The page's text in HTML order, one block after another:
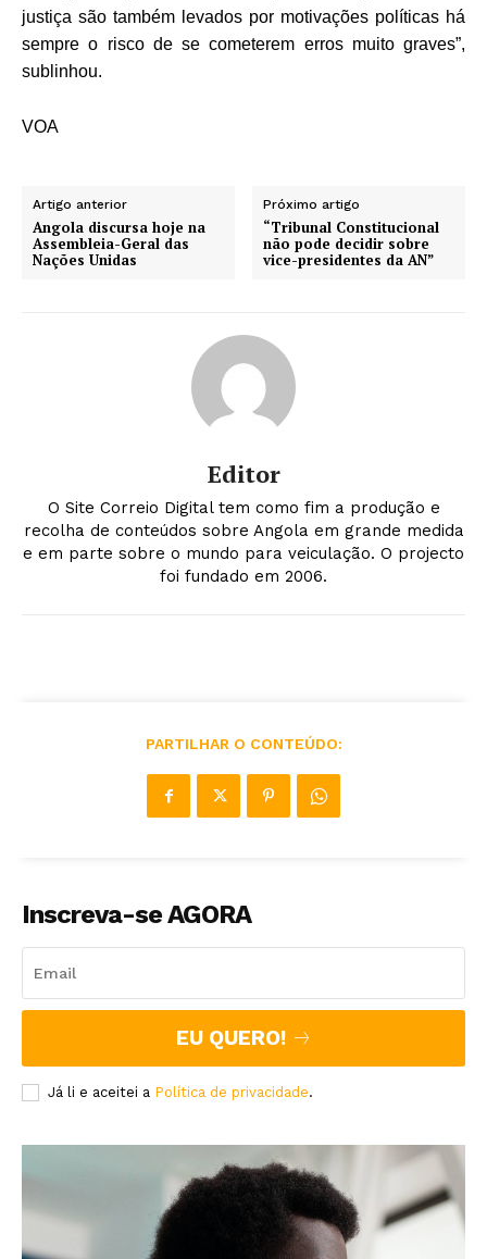
justiça são também levados por motivações políticas há
sempre o risco de se cometerem erros muito graves”,
sublinhou.
VOA
Artigo anterior
Angola discursa hoje na
Assembleia-Geral das
Nações Unidas
Próximo artigo
“Tribunal Constitucional
não pode decidir sobre
vice-presidentes da AN”
Editor
O Site Correio Digital tem como fim a produção e
recolha de conteúdos sobre Angola em grande medida
e em parte sobre o mundo para veiculação. O projecto
foi fundado em 2006.
PARTILHAR O CONTEÚDO:
Inscreva-se AGORA
EU QUERO!
Já li e aceitei a Política de privacidade.